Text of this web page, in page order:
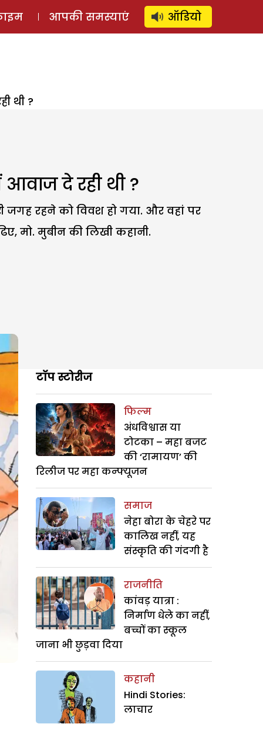
लॉग इन ⚲ SUBSCRIBE
आपकी समस्याएं ऑडियो
थी ?
दे रही थी ?
रहने को विवश हो गया. और वहां पर
मो. मुबीन की लिखी कहानी.
टॉप स्टोरीज
फिल्म
अंधविश्वास या
टोटका – महा बजट
की ‘रामायण’ की
रिलीज पर महा कन्फ्यूजन
समाज
नेहा बोरा के चेहरे पर
कालिख नहीं, यह
संस्कृति की गंदगी है
राजनीति
कांवड़ यात्रा :
निर्माण धेले का नहीं,
बच्चों का स्कूल
जाना भी छुड़वा दिया
कहानी
Hindi Stories:
लाचार